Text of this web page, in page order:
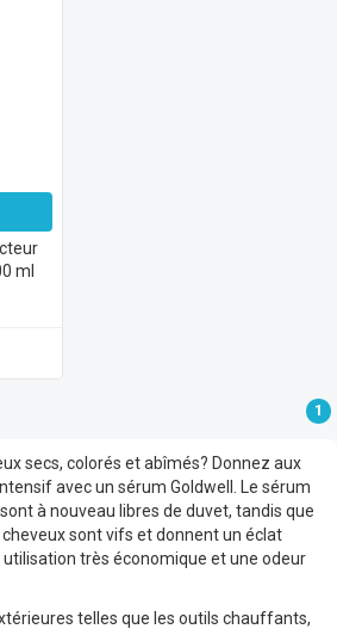
ml
1
secs, colorés et abîmés? Donnez aux
avec un sérum Goldwell. Le sérum
à nouveau libres de duvet, tandis que
sont vifs et donnent un éclat
utilisation très économique et une odeur
telles que les outils chauffants,